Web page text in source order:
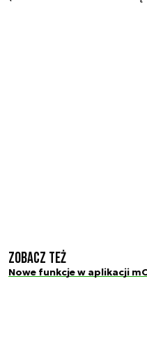
Zobacz też
Nowe funkcje w aplikacji